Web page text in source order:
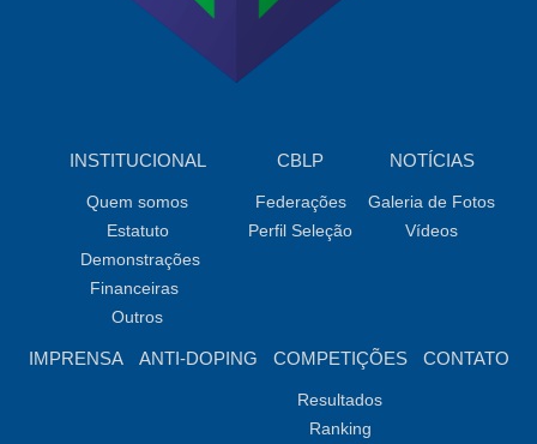
INSTITUCIONAL
Quem somos
Estatuto
Demonstrações
Financeiras
Outros
CBLP
Federações
Perfil Seleção
NOTÍCIAS
Galeria de Fotos
Vídeos
IMPRENSA ANTI-DOPING COMPETIÇÕES
Resultados
Ranking
CONTATO